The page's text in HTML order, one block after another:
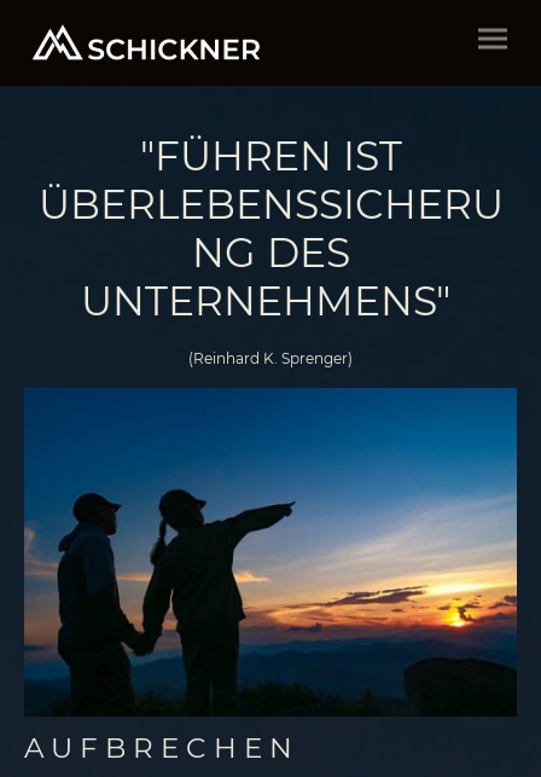
"FÜHREN IST
ÜBERLEBENSSICHERU
NG DES
UNTERNEHMENS"
(Reinhard K. Sprenger)
A U F B R E C H E N